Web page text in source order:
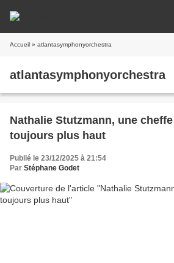
Accueil » atlantasymphonyorchestra
atlantasymphonyorchestra
Nathalie Stutzmann, une
toujours plus haut
Publié le 23/12/2025 à 21:54
Par Stéphane Godet